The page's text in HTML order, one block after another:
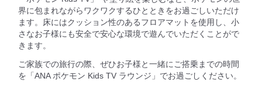
界に包まれながらワクワクするひとときをお過ごしいただけ
ます。床にはクッション性のあるフロアマットを使用し、小
さなお子様にも安全で安心な環境で遊んでいただくことがで
きます。
ご家族での旅行の際、ぜひお子様と一緒にご搭乗までの時間
を「ANA ポケモン Kids TV ラウンジ」でお過ごしください。